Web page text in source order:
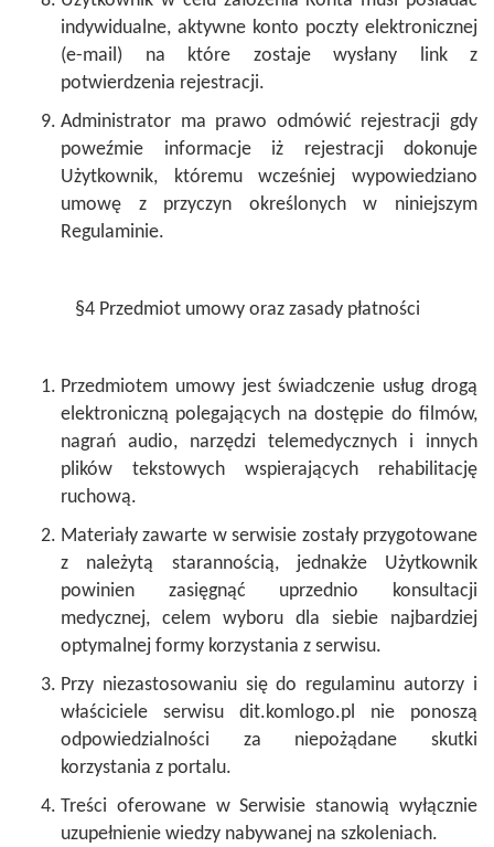
indywidualne, aktywne konto poczty elektronicznej
(e-mail) na które zostaje wysłany link z
potwierdzenia rejestracji.
Administrator ma prawo odmówić rejestracji gdy
poweźmie informacje iż rejestracji dokonuje
Użytkownik, któremu wcześniej wypowiedziano
umowę z przyczyn określonych w niniejszym
Regulaminie.
§4 Przedmiot umowy oraz zasady płatności
Przedmiotem umowy jest świadczenie usług drogą
elektroniczną polegających na dostępie do filmów,
nagrań audio, narzędzi telemedycznych i innych
plików tekstowych wspierających rehabilitację
ruchową.
Materiały zawarte w serwisie zostały przygotowane
z należytą starannością, jednakże Użytkownik
powinien zasięgnąć uprzednio konsultacji
medycznej, celem wyboru dla siebie najbardziej
optymalnej formy korzystania z serwisu.
Przy niezastosowaniu się do regulaminu autorzy i
właściciele serwisu dit.komlogo.pl nie ponoszą
odpowiedzialności za niepożądane skutki
korzystania z portalu.
Treści oferowane w Serwisie stanowią wyłącznie
uzupełnienie wiedzy nabywanej na szkoleniach.